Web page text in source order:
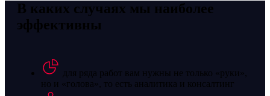
В каких случаях мы наиболее
эффективны
для ряда работ вам нужны не только «руки»,
но и «голова», то есть аналитика и консалтинг